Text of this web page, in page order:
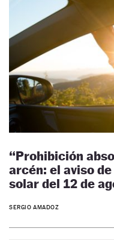
“Prohibición
arcén: el aviso
solar del 12 de
SERGIO AMADOZ